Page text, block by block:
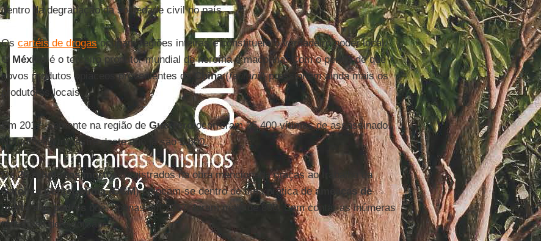
dentro da degradação da sociedade civil no país.
Os cartéis de drogasocupam regiões inteiras e constituem o verdadeiro poder local.
O México é o terceiro produtor mundial de heroína e maconha. Com o perigo de que
novos produtos opiáceos provenientes da China(fantanil) pressionem ainda mais os
produtores locais.
Em 2017, somente na região de Guerreroocorreram 25.400 vítimas de assassinado.
No primeiro trimestre deste ano já são 5.600.
Os26 religiosos mortos, registrados na obra mencionada graças ao trabalho da
Católica Center Mídia(CCM) colocam-se dentro de uma prática deameaças de
morte aos padres
que, apenas em 2017, foram mais de 800. Sem contar as inúmeras
tentativas de extorsão.